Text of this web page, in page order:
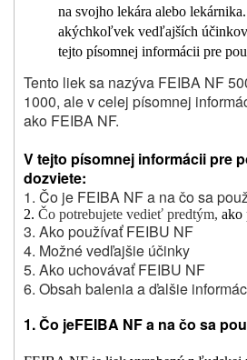
na svojho lekára alebo
akýchkoľvek vedľajších
tejto písomnej informácii pre
Tento liek sa nazýva FEIBA NF
1000, ale v celej písomnej
ako FEIBA NF.
V tejto písomnej informácii pre
dozviete:
1. Čo je FEIBA NF a na čo sa
2. Čo potrebujete vedieť predtým, ako
3. Ako používať FEIBU NF
4. Možné vedľajšie účinky
5. Ako uchovávať FEIBU NF
6. Obsah balenia a ďalšie
1. Čo jeFEIBA NFa na čo sa